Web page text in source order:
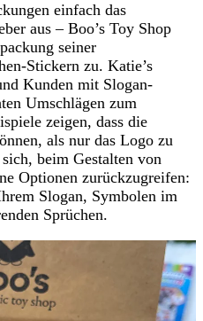
einfach das
aus – Boo’s Toy Shop
seiner
Stickern zu. Katie’s
Kunden mit Slogan-
Umschlägen zum
zeigen, dass die
als nur das Logo zu
beim Gestalten von
Optionen zurückzugreifen:
Slogan, Symbolen im
Sprüchen.